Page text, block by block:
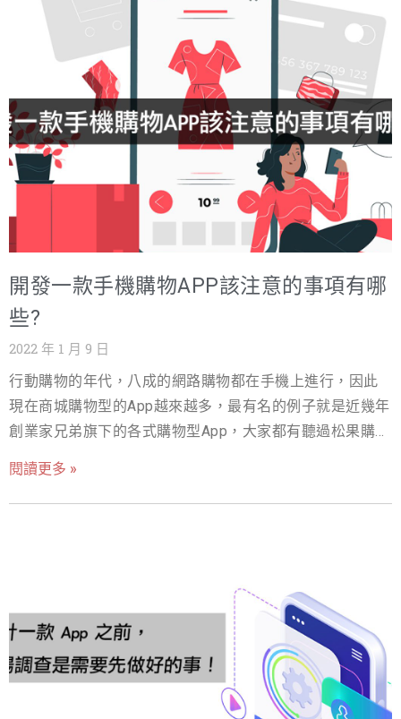
以及串連畫面的 UI Flow，前者會將頁面之間的轉換邏輯給
開發人員，便於他們實際開發時能夠建造出與 UX 設計師期
望相同的體驗感。後者則是 UX 設計時用來建立一個大綱框
架，有了 UI Flow 就能很清楚產品具有哪些主要功能，以
及這些功能之間
教育等行業影響深遠，許多商家仍在尋求商業模式轉型與
適應消費者的習慣改變。疫情不僅加速了市場變遷的步
伐，電子商務、金融科技、交友軟體等應用則成了疫情中
的贏家，而以下是使用者習慣改變的重點數據： 大約 49%
的手機用戶每天打開手機11次以上。 大約 48% 的網路瀏覽
是通過手機完成的。 大約57% 的數位媒體曝光源自於應用
程式。 與2019年相比，手機App的安裝數量增加了近
132%。 由這些數據可知，現在人們已經與手機分不開，想
要加入這樣的市場，擁有一個自己品牌的App可以說是一大
重點。 疫情狀態下熱門的App軟體種類 那麼在現在全球疫
呢？ 1.醫療保健類App 疫情之下帶動了運動型態及相關應
用程式的轉變，Nike Running Club(NRC)連續5個月下載量
Club(NTC)在第一季，已經有超過5成會員開始用來健身。
知名瑜珈品牌lululemon財報顯示，受到疫情影響2021年Q1
品牌整體網路購物的銷量增漲92%，顯示疫情改變了消費者
對於健康的意識，更專注於維持良好的身心狀態，而廠商
也透過多角化的互動模式，增加更多商機與鞏固市場。 2.
16.86%的成長率，到第四季又再度提升到20.61％，全年看
來，網路銷售額年增率達到17.5%，面對這樣的市場轉變，
實體業者無不開始加緊投入電商服務，為了搶攻市場而推
出的眾多優惠，也為消費者帶來眾多好處。 3.金融
開發一款手機購物APP該注意的事項有哪
些?
2022 年 1 月 9 日
行動購物的年代，八成的網路購物都在手機上進行，因此
現在商城購物型的App越來越多，最有名的例子就是近幾年
創業家兄弟旗下的各式購物型App，大家都有聽過松果購
在大家的手機中，當初因為很早嗅到手機購物的商機，才
從既有的大型綜合電商平台中殺出重圍，成為全台最快速
面上很明顯MOMO的購物體驗比其他既有綜合型電商的同
業順暢，不只更容易搜尋找到自己想要的東西，基本的商
品分類都很清楚。 一般還著重在優化電腦網頁的電商購物
平台，在沒有花太多心思解決如何在眾多品牌線的狀況
下，讓消費者更容易找到自己要的東西的話，容易會造成
閱讀更多 »